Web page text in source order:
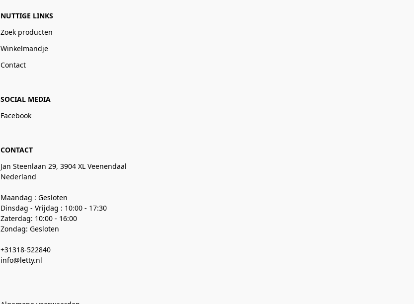
NUTTIGE LINKS
Zoek producten
Winkelmandje
Contact
SOCIAL MEDIA
Facebook
CONTACT
Jan Steenlaan 29, 3904 XL Veenendaal
Nederland
Maandag : Gesloten
Dinsdag - Vrijdag : 10:00 - 17:30
Zaterdag: 10:00 - 16:00
Zondag: Gesloten
+31318-522840
info@letty.nl